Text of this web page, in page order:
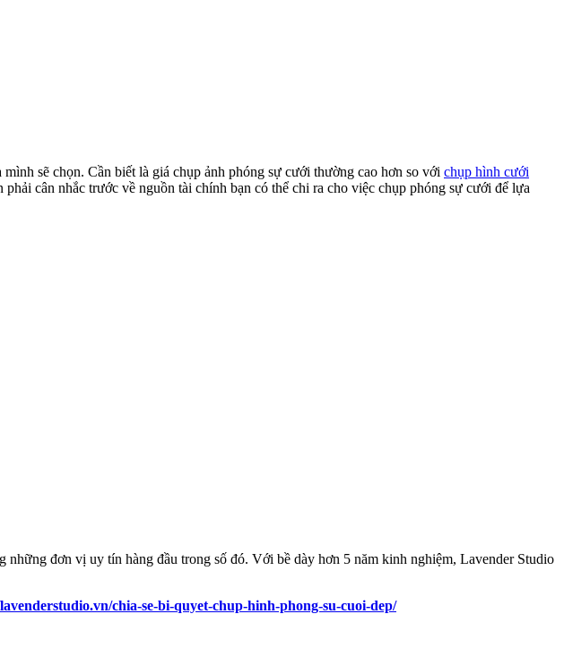
sẽ chọn. Cần biết là giá chụp ảnh phóng sự cưới thường cao hơn so với chụp hình cưới
cân nhắc trước về nguồn tài chính bạn có thể chi ra cho việc chụp phóng sự cưới để lựa
đơn vị uy tín hàng đầu trong số đó. Với bề dày hơn 5 năm kinh nghiệm, Lavender Studio
chia-se-bi-quyet-chup-hinh-phong-su-cuoi-dep/